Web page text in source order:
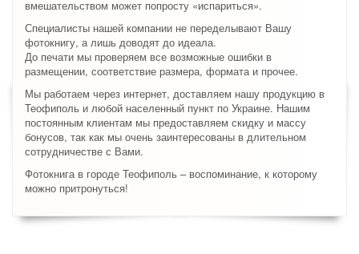
вмешательством может попросту «испариться».
Специалисты нашей компании не переделывают Вашу
фотокнигу, а лишь доводят до идеала.
До печати мы проверяем все возможные ошибки в
размещении, соответствие размера, формата и прочее.
Мы работаем через интернет, доставляем нашу продукцию в
Теофиполь и любой населенный пункт по Украине. Нашим
постоянным клиентам мы предоставляем скидку и массу
бонусов, так как мы очень заинтересованы в длительном
сотрудничестве с Вами.
Фотокнига в городе Теофиполь – воспоминание, к которому
можно притронуться!